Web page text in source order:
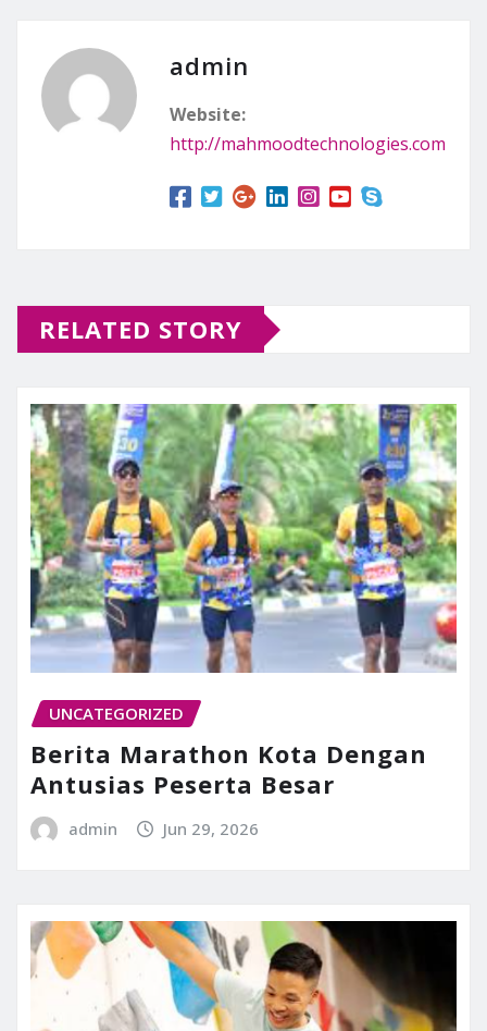
admin
Website:
http://mahmoodtechnologies.com
RELATED STORY
UNCATEGORIZED
Berita Marathon Kota Dengan
Antusias Peserta Besar
admin Jun 29, 2026